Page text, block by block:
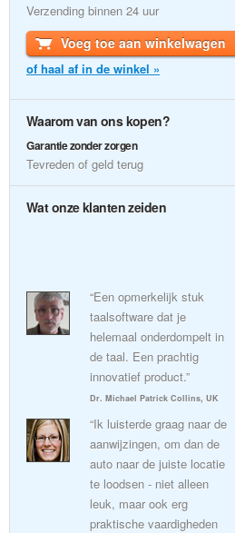
Verzending binnen 24 uur
Voeg toe aan winkelwagen
of haal af in de winkel »
Waarom van ons kopen?
Garantie zonder zorgen
Tevreden of geld terug
Wat onze klanten zeiden
“Een opmerkelijk stuk
taalsoftware dat je
helemaal onderdompelt in
de taal. Een prachtig
innovatief product.”
Dr. Michael Patrick Collins, UK
“Ik luisterde graag naar de
aanwijzingen, om dan de
auto naar de juiste locatie
te loodsen - niet alleen
leuk, maar ook erg
praktische vaardigheden